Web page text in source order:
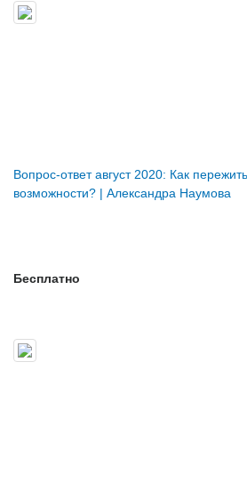
Вопрос-ответ август 2020: Как
возможности? | Александра Наумова
Бесплатно